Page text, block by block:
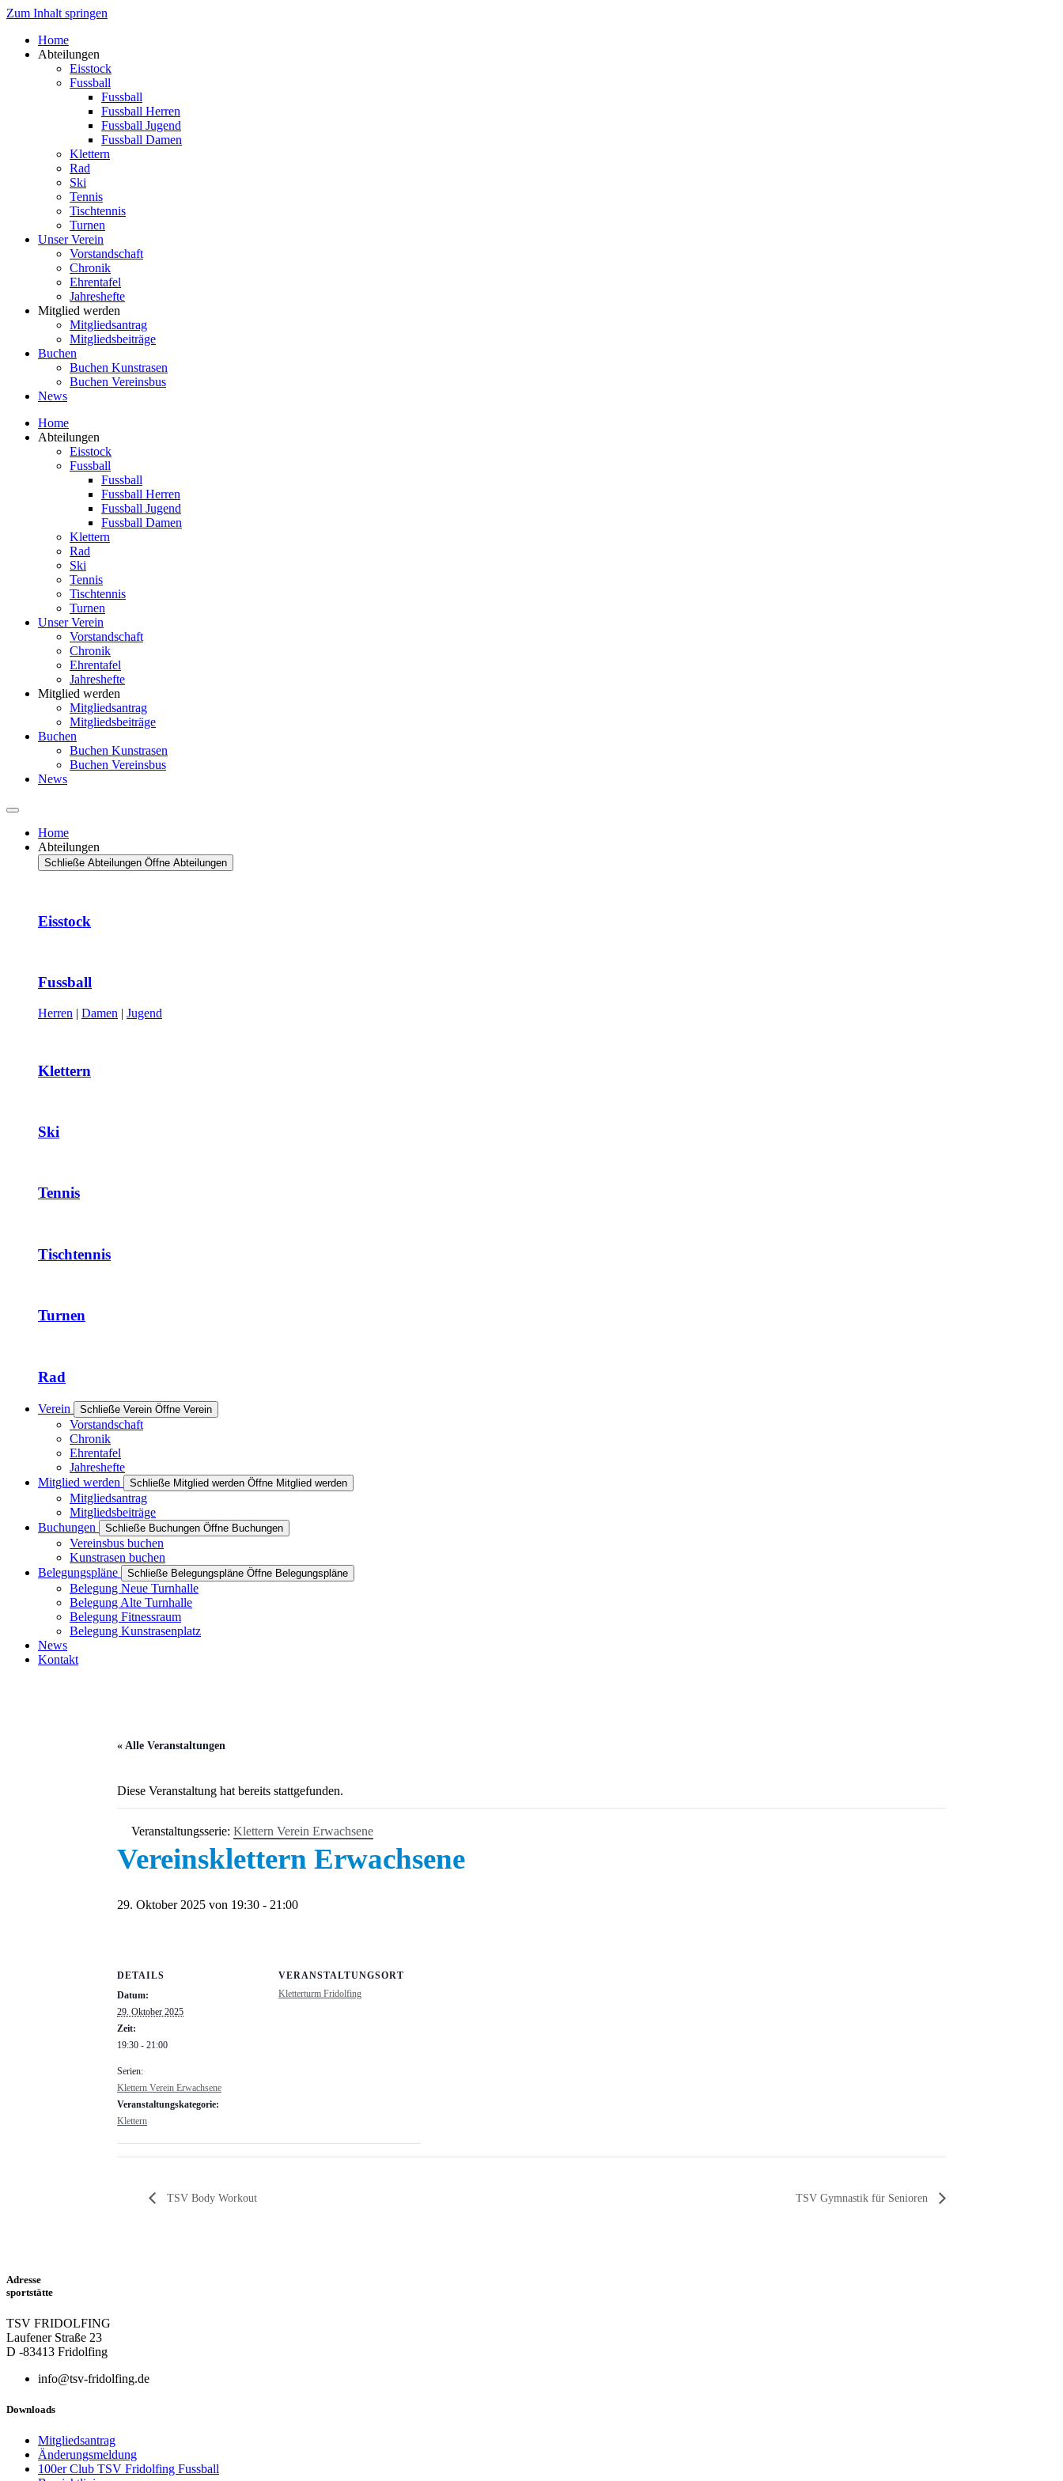
Zum Inhalt springen
Home
Abteilungen
Eisstock
Fussball
Fussball
Fussball Herren
Fussball Jugend
Fussball Damen
Klettern
Rad
Ski
Tennis
Tischtennis
Turnen
Unser Verein
Vorstandschaft
Chronik
Ehrentafel
Jahreshefte
Mitglied werden
Mitgliedsantrag
Mitgliedsbeiträge
Buchen
Buchen Kunstrasen
Buchen Vereinsbus
News
Home
Abteilungen
Eisstock
Fussball
Fussball
Fussball Herren
Fussball Jugend
Fussball Damen
Klettern
Rad
Ski
Tennis
Tischtennis
Turnen
Unser Verein
Vorstandschaft
Chronik
Ehrentafel
Jahreshefte
Mitglied werden
Mitgliedsantrag
Mitgliedsbeiträge
Buchen
Buchen Kunstrasen
Buchen Vereinsbus
News
Home
Abteilungen
Schließe Abteilungen Öffne Abteilungen
Eisstock
Fussball
Herren | Damen | Jugend
Klettern
Ski
Tennis
Tischtennis
Turnen
Rad
Verein Schließe Verein Öffne Verein
Vorstandschaft
Chronik
Ehrentafel
Jahreshefte
Mitglied werden
Schließe Mitglied werden Öffne Mitglied werden
Mitgliedsantrag
Mitgliedsbeiträge
Buchungen
Schließe Buchungen Öffne Buchungen
Vereinsbus buchen
Kunstrasen buchen
Belegungspläne
Schließe Belegungspläne Öffne Belegungspläne
Belegung Neue Turnhalle
Belegung Alte Turnhalle
Belegung Fitnessraum
Belegung Kunstrasenplatz
News
Kontakt
« Alle Veranstaltungen
Diese Veranstaltung hat bereits stattgefunden.
Veranstaltungsserie: Klettern Verein Erwachsene
Vereinsklettern Erwachsene
29. Oktober 2025 von 19:30 - 21:00
DETAILS
Datum:
29. Oktober 2025
Zeit:
19:30 - 21:00
Serien:
Klettern Verein Erwachsene
Veranstaltungskategorie:
Klettern
VERANSTALTUNGSORT
Kletterturm Fridolfing
TSV Body Workout TSV Gymnastik für Senioren
Adresse
sportstätte
TSV FRIDOLFING
Laufener Straße 23
D -83413 Fridolfing
info@tsv-fridolfing.de
Downloads
Mitgliedsantrag
Änderungsmeldung
100er Club TSV Fridolfing Fussball